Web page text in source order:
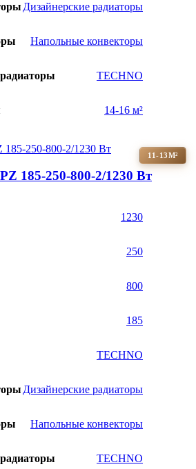
Дизайнерские радиаторы
Напольные конвекторы
TECHNO
14-16 м²
11-13М²
185-250-800-2/1230 Вт
1230
250
800
185
TECHNO
Дизайнерские радиаторы
Напольные конвекторы
TECHNO